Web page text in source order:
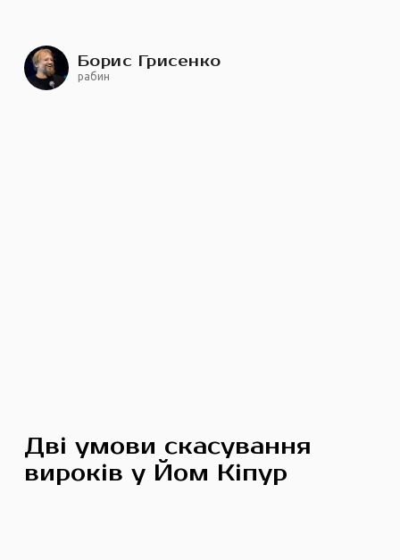
Дві умови скасування
вироків у Йом Кіпур
Борис Грисенко
рабин